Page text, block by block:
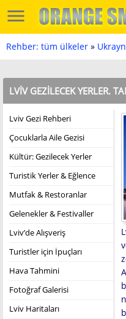
Rehber: tüm ülkeler »
LVIV GEZILECEK YERLER.
Lviv Gezi Rehberi
Çocuklarla Aile Gezisi
Kültür: Gezilecek Yerler
Turistik Yerler & Eğlence
Mutfak & Restoranlar
Gelenekler & Festivaller
Lviv’de Alışveriş
Turistler için İpuçları
Hava Tahmini
Fotoğraf Galerisi
Lviv Haritaları